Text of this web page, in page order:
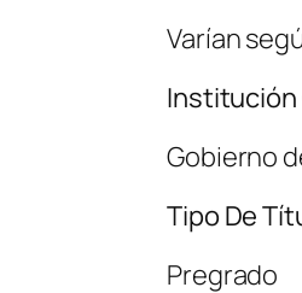
Varían
Institución
Gobierno
Tipo De
Pregrado